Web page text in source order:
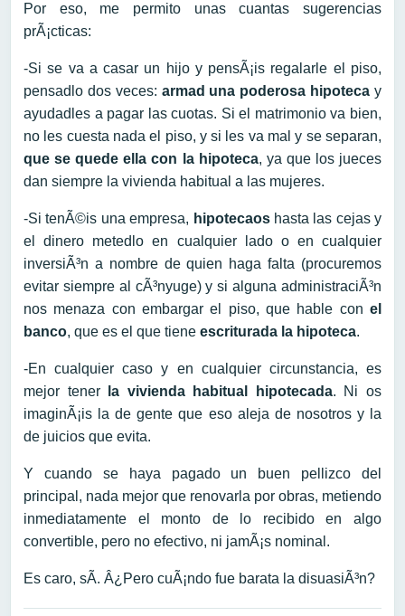
Por eso, me permito unas cuantas sugerencias
prÃ¡cticas:
-Si se va a casar un hijo y pensÃ¡is regalarle el piso,
pensadlo dos veces: armad una poderosa hipoteca y
ayudadles a pagar las cuotas. Si el matrimonio va bien,
no les cuesta nada el piso, y si les va mal y se separan,
que se quede ella con la hipoteca, ya que los jueces
dan siempre la vivienda habitual a las mujeres.
-Si tenÃ©is una empresa, hipotecaoshasta las cejas y
el dinero metedlo en cualquier lado o en cualquier
inversiÃ³n a nombre de quien haga falta (procuremos
evitar siempre al cÃ³nyuge) y si alguna administraciÃ³n
nos menaza con embargar el piso, que hable con el
banco, que es el que tiene escriturada la hipoteca.
-En cualquier caso y en cualquier circunstancia, es
mejor tener
la vivienda habitual hipotecada. Ni os
imaginÃ¡is la de gente que eso aleja de nosotros y la
de juicios que evita.
Y cuando se haya pagado un buen pellizco del
principal, nada mejor que renovarla por obras, metiendo
inmediatamente el monto de lo recibido en algo
convertible, pero no efectivo, ni jamÃ¡s nominal.
Es caro, sÃ­. Â¿Pero cuÃ¡ndo fue barata la disuasiÃ³n?